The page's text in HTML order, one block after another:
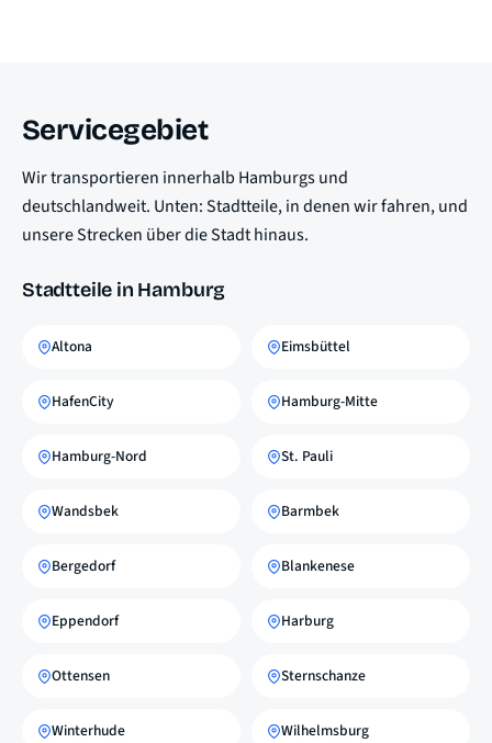
Servicegebiet
Wir transportieren innerhalb Hamburgs und
deutschlandweit. Unten: Stadtteile, in denen wir fahren, und
unsere Strecken über die Stadt hinaus.
Stadtteile in Hamburg
Altona Eimsbüttel
HafenCity Hamburg-Mitte
Hamburg-Nord St. Pauli
Wandsbek Barmbek
Bergedorf Blankenese
Eppendorf Harburg
Ottensen Sternschanze
Winterhude Wilhelmsburg